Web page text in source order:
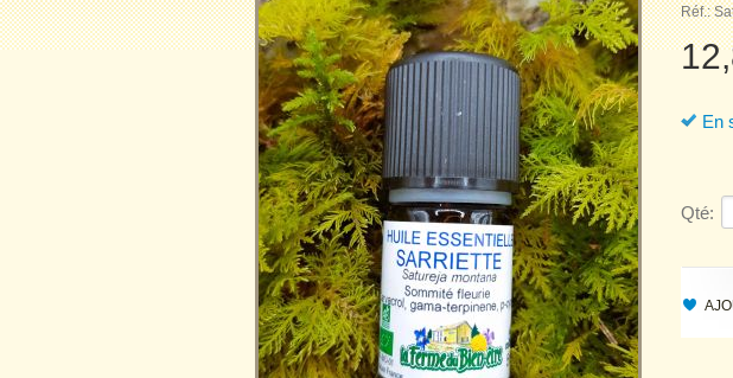
Réf.:
En
Qté: